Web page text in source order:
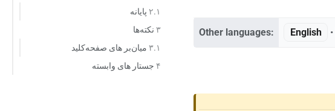
Other languages: English • ‎
۲.۱ پایانه
۳ نکته‌ها
۳.۱ میان‌بر های صفحه‌کلید
۴ جستار های وابسته